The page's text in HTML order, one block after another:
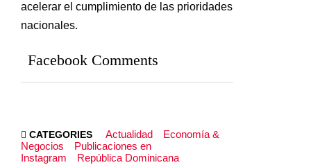
acelerar el cumplimiento de las prioridades
nacionales.
Facebook Comments
CATEGORIES Actualidad
Economía &
Negocios
Publicaciones en
Instagram
República Dominicana